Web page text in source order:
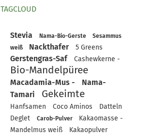
TAGCLOUD
Stevia Nama-Bio-Gerste
Sesammus
weiß
Nackthafer 5 Greens
Gerstengras-Saf Cashewkerne -
Bio-Mandelpüree
Macadamia-Mus -
Nama-
Tamari
Gekeimte
Hanfsamen Coco Aminos
Datteln
Deglet
Carob-Pulver
Kakaomasse -
Mandelmus weiß
Kakaopulver